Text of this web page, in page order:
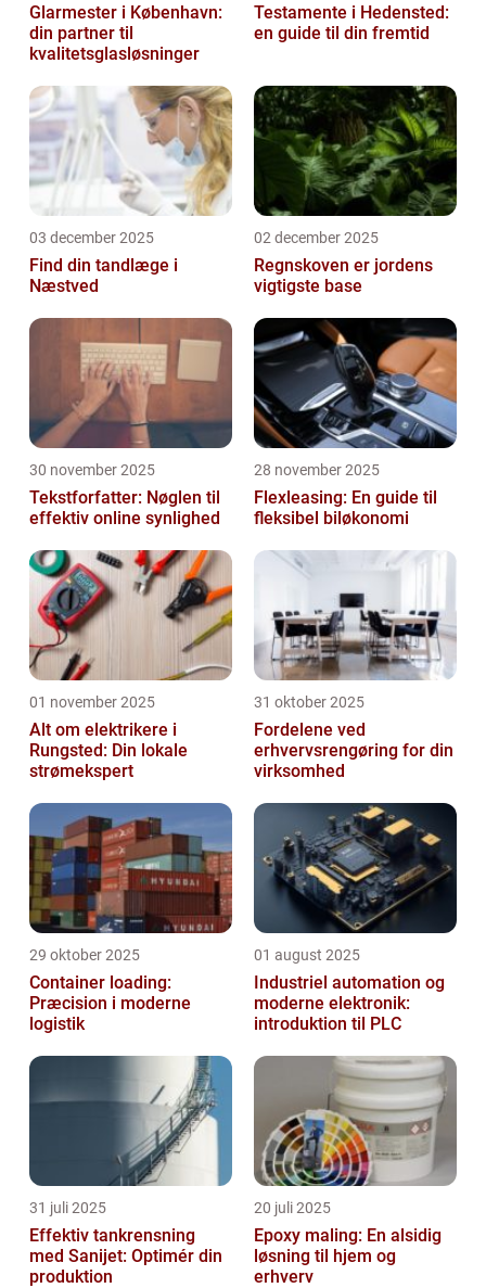
Glarmester i København:
din partner til
kvalitetsglasløsninger
Testamente i Hedensted:
en guide til din fremtid
03 december 2025
Find din tandlæge i
Næstved
02 december 2025
Regnskoven er jordens
vigtigste base
30 november 2025
Tekstforfatter: Nøglen til
effektiv online synlighed
28 november 2025
Flexleasing: En guide til
fleksibel biløkonomi
01 november 2025
Alt om elektrikere i
Rungsted: Din lokale
strømekspert
31 oktober 2025
Fordelene ved
erhvervsrengøring for din
virksomhed
29 oktober 2025
Container loading:
Præcision i moderne
logistik
01 august 2025
Industriel automation og
moderne elektronik:
introduktion til PLC
31 juli 2025
Effektiv tankrensning
med Sanijet: Optimér din
produktion
20 juli 2025
Epoxy maling: En alsidig
løsning til hjem og
erhverv